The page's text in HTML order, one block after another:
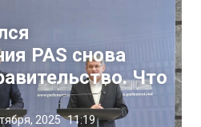
PAS снова
Что
2025 11:19